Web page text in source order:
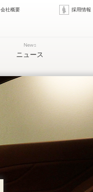
会社概要 採用情報
News
ニュース